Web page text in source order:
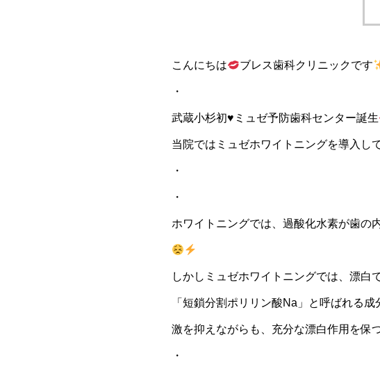
こんにちは ブレス歯科クリニックです
・
武蔵小杉初♥ ミュゼ予防歯科センター誕生
当院ではミュゼホワイトニングを導入し
・
・
ホワイトニングでは、過酸化水素が歯の
しかしミュゼホワイトニングでは、漂白
「短鎖分割ポリリン酸Na」と呼ばれる
激を抑えながらも、充分な漂白作用を保
・